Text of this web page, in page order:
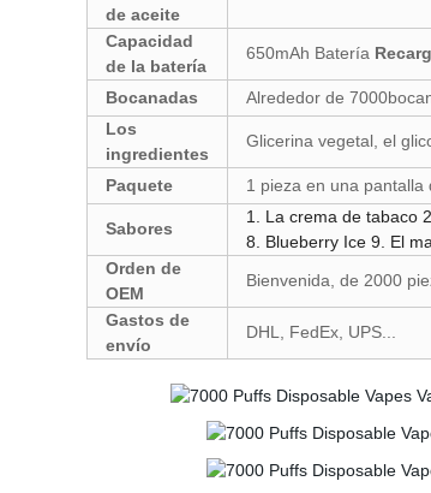
de aceite
Capacidad
de la batería
650mAh Batería
Bocanadas
Alrededor de
Los
ingredientes
Glicerina vegetal, el
Paquete 1 pieza en una pantalla
Sabores
1. La crema de tabaco
8. Blueberry Ice 9. El
Orden de
OEM
Bienvenida, de 2000
Gastos de
envío
DHL, FedEx, UPS...